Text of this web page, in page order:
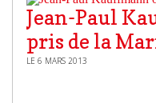
Jean-Paul
pris de la
LE 6 MARS 2013